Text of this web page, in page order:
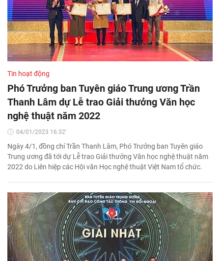
Tin hoạt động
Phó Trưởng ban Tuyên giáo Trung ương Trần
Thanh Lâm dự Lễ trao Giải thưởng Văn học
nghệ thuật năm 2022
04/01/2023 16:32'
Ngày 4/1, đồng chí Trần Thanh Lâm, Phó Trưởng ban Tuyên giáo
Trung ương đã tới dự Lễ trao Giải thưởng Văn học nghệ thuật năm
2022 do Liên hiệp các Hội văn Học nghệ thuật Việt Nam tổ chức.